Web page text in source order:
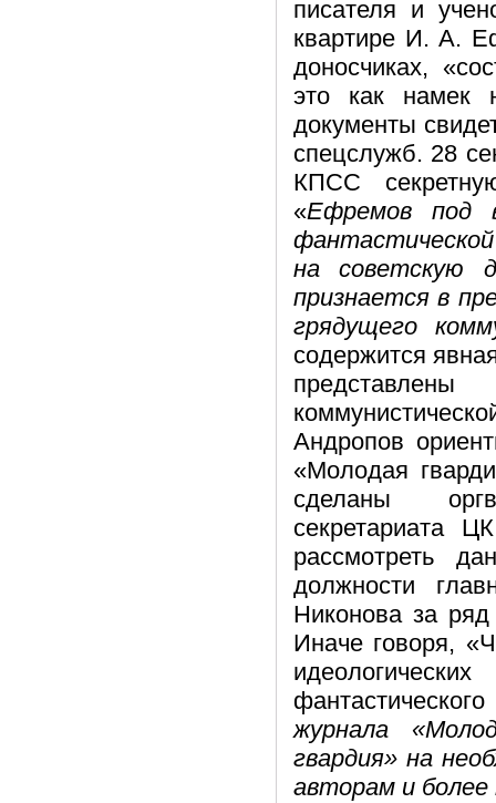
писателя и
квартире И. А.
доносчиках,
это как намек
документы
спецслужб. 28
КПСС
«Ефремов под
на советскую
признается в
грядущего
содержится
Андропов
«Молодая
сделаны
секретариата
рассмотреть
должности
Никонова за ряд
Иначе говоря,
журнала
гвардия» на
авторам и